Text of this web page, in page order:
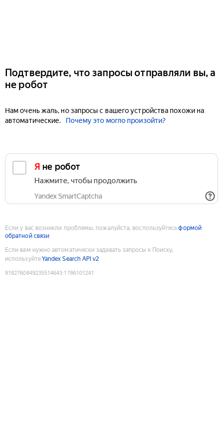
Подтвердите, что запросы отправляли вы, а
не робот
Нам очень жаль, но запросы с вашего устройства похожи на
автоматические.
Почему это могло произойти?
Я не робот
Нажмите, чтобы продолжить
Yandex SmartCaptcha
Если у вас возникли проблемы, пожалуйста, воспользуйтесьформой
обратной связи
Если вам нужно автоматически задавать запросы к Поиску,
используйтеYandex Search API v2
9182760849235514643:1786101241